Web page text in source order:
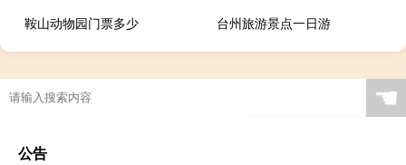
鞍山动物园门票多少
台州旅游景点一日游
☚
公告